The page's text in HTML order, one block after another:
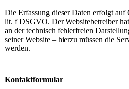
Die Erfassung dieser Daten erfolgt auf
lit. f DSGVO. Der Websitebetreiber
an der technisch fehlerfreien
seiner Website – hierzu müssen die
werden.
Kontaktformular